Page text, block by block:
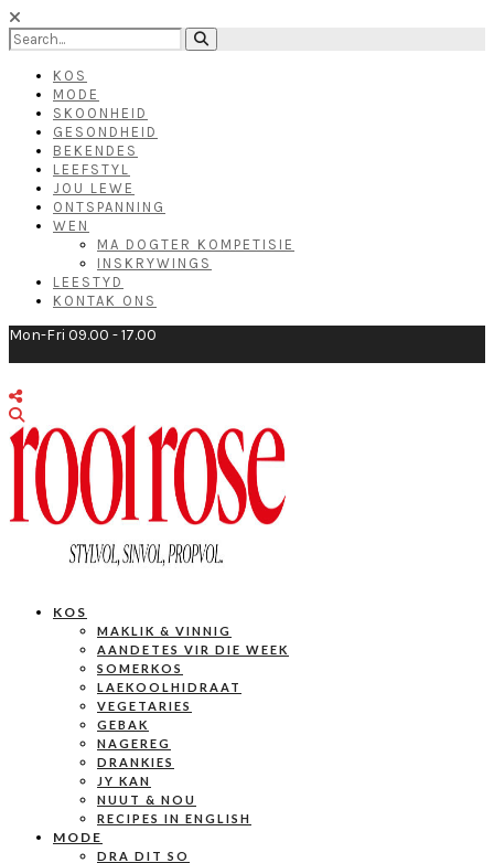
KOS
MODE
SKOONHEID
GESONDHEID
BEKENDES
LEEFSTYL
JOU LEWE
ONTSPANNING
WEN
MA DOGTER KOMPETISIE
INSKRYWINGS
LEESTYD
KONTAK ONS
Mon-Fri 09.00 - 17.00
KOS
MAKLIK & VINNIG
AANDETES VIR DIE WEEK
SOMERKOS
LAEKOOLHIDRAAT
VEGETARIES
GEBAK
NAGEREG
DRANKIES
JY KAN
NUUT & NOU
RECIPES IN ENGLISH
MODE
DRA DIT SO